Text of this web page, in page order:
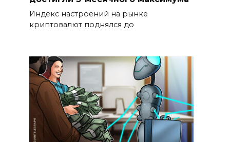
Индекс настроений на рынке
криптовалют поднялся до